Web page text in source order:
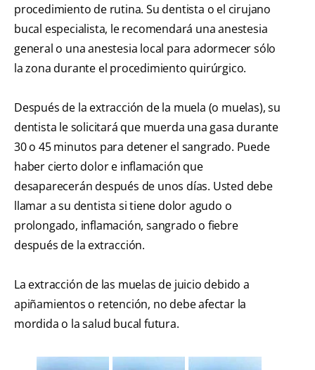
procedimiento de rutina. Su dentista o el cirujano
bucal especialista, le recomendará una anestesia
general o una anestesia local para adormecer sólo
la zona durante el procedimiento quirúrgico.
Después de la extracción de la muela (o muelas), su
dentista le solicitará que muerda una gasa durante
30 o 45 minutos para detener el sangrado. Puede
haber cierto dolor e inflamación que
desaparecerán después de unos días. Usted debe
llamar a su dentista si tiene dolor agudo o
prolongado, inflamación, sangrado o fiebre
después de la extracción.
La extracción de las muelas de juicio debido a
apiñamientos o retención, no debe afectar la
mordida o la salud bucal futura.